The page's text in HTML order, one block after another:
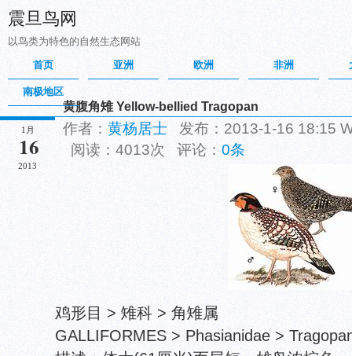
震旦鸟网
以鸟类为特色的自然生态网站
首页
亚洲 欧洲 非洲
南极地区
1月
16
2013
黄腹角雉 Yellow-bellied Tragopan
作者： 黄杨居士 发布：2013-1-16 18:15
阅读：4013次 评论： 0条
鸡形目 > 雉科 > 角雉属
GALLIFORMES > Phasianidae >